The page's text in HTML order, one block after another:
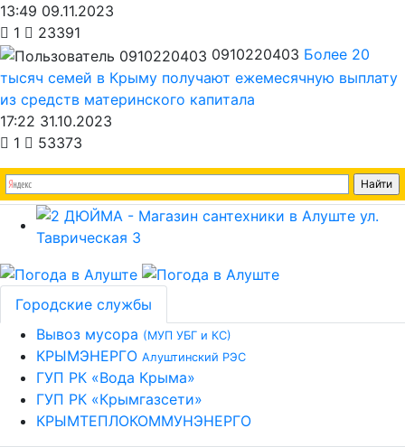
13:49 09.11.2023
1
23391
0910220403 Более 20
тысяч семей в Крыму получают ежемесячную выплату
из средств материнского капитала
17:22 31.10.2023
1
53373
Городские службы
Вывоз мусора (МУП УБГ и КС)
КРЫМЭНЕРГО Алуштинский РЭС
ГУП РК «Вода Крыма»
ГУП РК «Крымгазсети»
КРЫМТЕПЛОКОММУНЭНЕРГО